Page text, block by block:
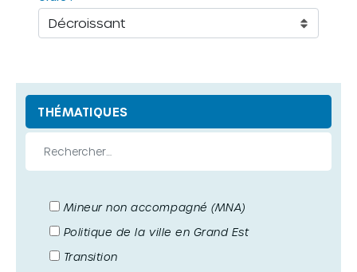
THÉMATIQUES
Mineur non accompagné (MNA)
Politique de la ville en Grand Est
Transition